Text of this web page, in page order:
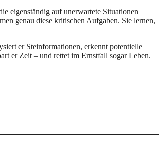
eigenständig auf unerwartete Situationen
genau diese kritischen Aufgaben. Sie lernen,
er Steinformationen, erkennt potentielle
er Zeit – und rettet im Ernstfall sogar Leben.